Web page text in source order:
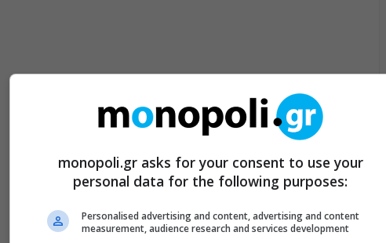
monopoli.gr asks for your consent to use your
personal data for the following purposes:
Personalised advertising and content, advertising and content
measurement, audience research and services development